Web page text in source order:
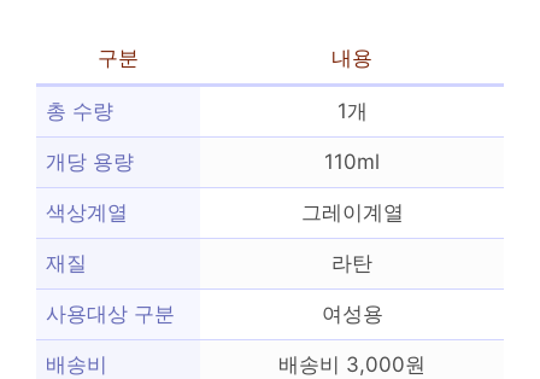
구분 내용
총 수량 1개
개당 용량 110ml
색상계열 그레이계열
재질 라탄
사용대상 구분 여성용
배송비 배송비 3,000원